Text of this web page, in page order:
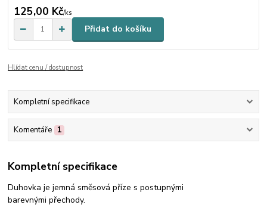
125,00 Kč/ks
Přidat do košíku
Hlídat cenu / dostupnost
Kompletní specifikace
Komentáře 1
Kompletní specifikace
Duhovka je jemná směsová příze s postupnými
barevnými přechody.